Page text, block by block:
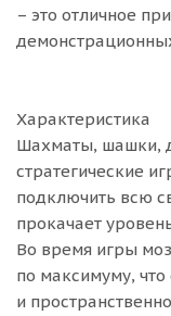
– это отличное
Характеристика
Шахматы, шашки,
стратегические
подключить всю
прокачает
Во время игры
по максимуму, что
и